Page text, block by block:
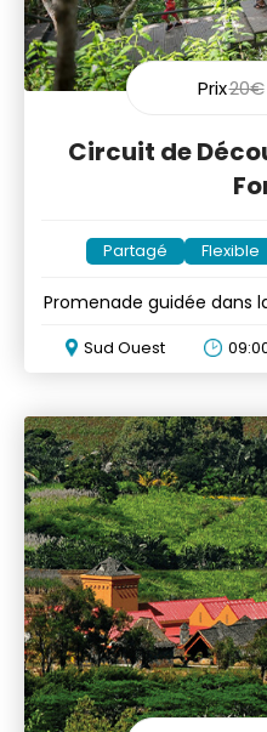
Prix20€
Circuit de
Partagé Flexible
Promenade guidée dans
Sud Ouest